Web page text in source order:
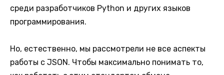
среди разработчиков Python и других языков
программирования.
Но, естественно, мы рассмотрели не все аспекты
работы с JSON. Чтобы максимально понимать то,